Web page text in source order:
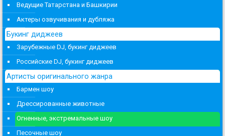
Ведущие Татарстана и Башкирии
Актеры озвучивания и дубляжа
Букинг диджеев
Зарубежные DJ, букинг диджеев
Российские DJ, букинг диджеев
Артисты оригинального жанра
Бармен шоу
Дрессированные животные
Огненные, экстремальные шоу
Песочные шоу